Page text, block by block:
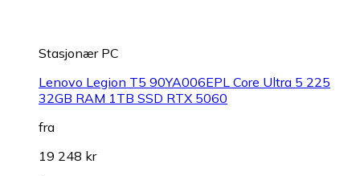
Stasjonær PC
Lenovo Legion T5 90YA006EPL Core Ultra 5 225
32GB RAM 1TB SSD RTX 5060
fra
19 248 kr